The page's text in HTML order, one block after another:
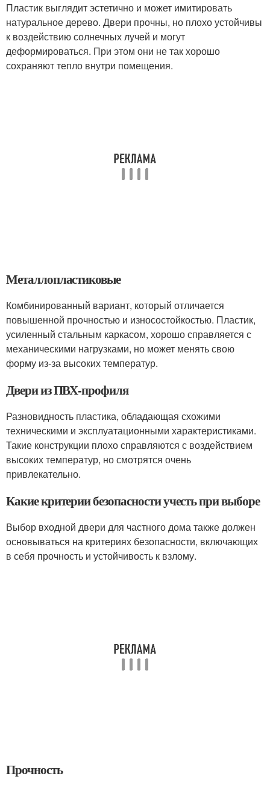
Пластик выглядит эстетично и может имитировать
натуральное дерево. Двери прочны, но плохо устойчивы
к воздействию солнечных лучей и могут
деформироваться. При этом они не так хорошо
сохраняют тепло внутри помещения.
Металлопластиковые
Комбинированный вариант, который отличается
повышенной прочностью и износостойкостью. Пластик,
усиленный стальным каркасом, хорошо справляется с
механическими нагрузками, но может менять свою
форму из-за высоких температур.
Двери из ПВХ-профиля
Разновидность пластика, обладающая схожими
техническими и эксплуатационными характеристиками.
Такие конструкции плохо справляются с воздействием
высоких температур, но смотрятся очень
привлекательно.
Какие критерии безопасности учесть при выборе
Выбор входной двери для частного дома также должен
основываться на критериях безопасности, включающих
в себя прочность и устойчивость к взлому.
Прочность